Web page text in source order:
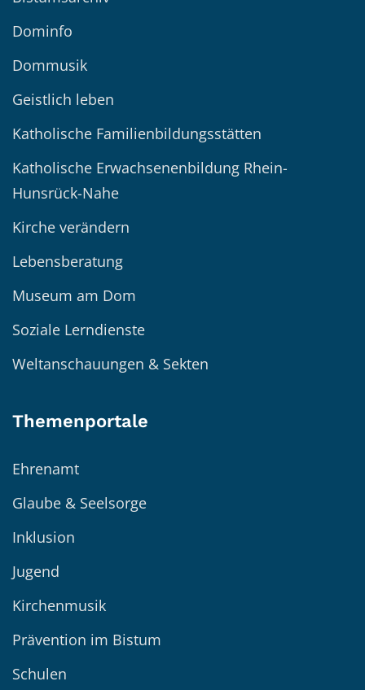
Dominfo
Dommusik
Geistlich leben
Katholische Familienbildungsstätten
Katholische Erwachsenenbildung Rhein-
Hunsrück-Nahe
Kirche verändern
Lebensberatung
Museum am Dom
Soziale Lerndienste
Weltanschauungen & Sekten
Themenportale
Ehrenamt
Glaube & Seelsorge
Inklusion
Jugend
Kirchenmusik
Prävention im Bistum
Schulen